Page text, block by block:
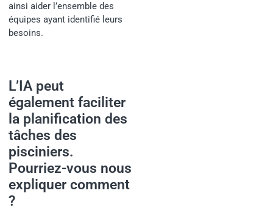
ainsi aider l’ensemble des
équipes ayant identifié leurs
besoins.
L’IA peut
également faciliter
la planification des
tâches des
pisciniers.
Pourriez-vous nous
expliquer comment
?